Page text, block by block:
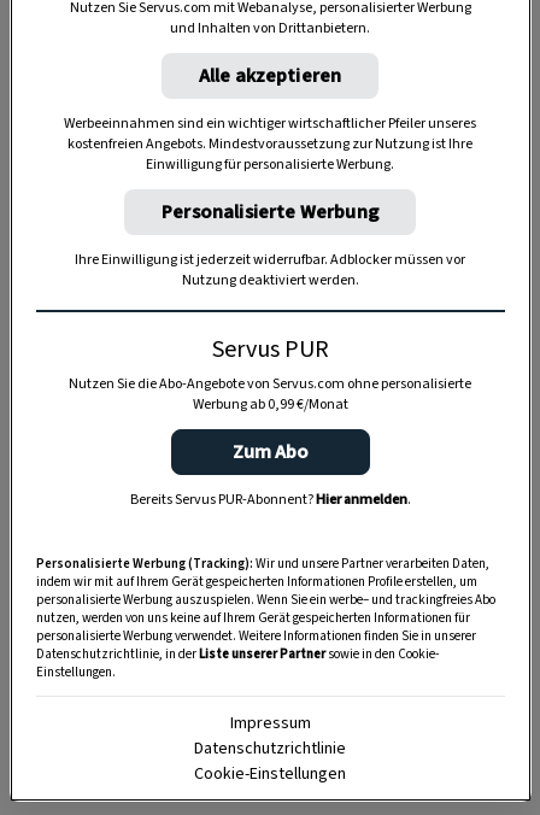
SPEICHERN DRUCKEN
Zutaten
Vanilleschote
Nutzen Sie Servus.com mit Webanalyse, personalisierter Werbung
und Inhalten von Drittanbietern.
Alle akzeptieren
Werbeeinnahmen sind ein wichtiger wirtschaftlicher Pfeiler unseres
kostenfreien Angebots. Mindestvoraussetzung zur Nutzung ist Ihre
Einwilligung für personalisierte Werbung.
Personalisierte Werbung
Ihre Einwilligung ist jederzeit widerrufbar. Adblocker müssen vor
Nutzung deaktiviert werden.
Servus PUR
Nutzen Sie die Abo-Angebote von Servus.com ohne personalisierte
Werbung ab 0,99 €/Monat
Zum Abo
Bereits Servus PUR-Abonnent?Hier anmelden.
Personalisierte Werbung (Tracking): Wir und unsere Partner verarbeiten Daten,
indem wir mit auf Ihrem Gerät gespeicherten Informationen Profile erstellen, um
personalisierte Werbung auszuspielen. Wenn Sie ein werbe– und trackingfreies Abo
nutzen, werden von uns keine auf Ihrem Gerät gespeicherten Informationen für
personalisierte Werbung verwendet. Weitere Informationen finden Sie in unserer
Datenschutzrichtlinie, in derListe unserer Partnersowie in den Cookie-
Einstellungen.
Impressum
Datenschutzrichtlinie
Cookie-Einstellungen